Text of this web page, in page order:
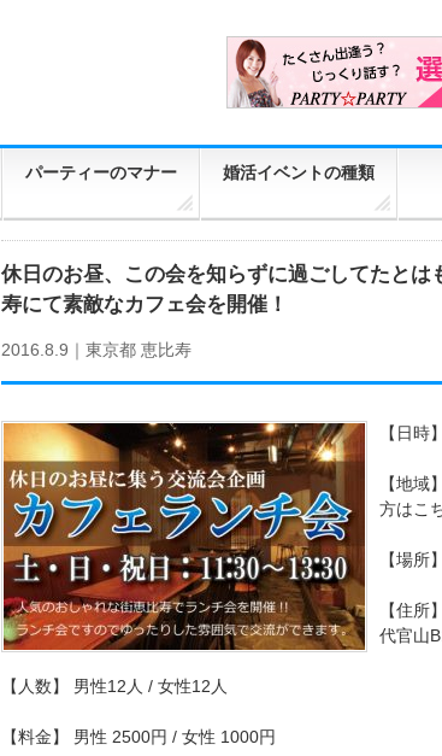
パーティーのマナー 婚活イベントの種類
休日のお昼、この会を知らずに過ごしてたと
寿にて素敵なカフェ会を開催！
2016.8.9｜ 東京都 恵比寿
【日時】
【地域】
方はこ
【場所】
【住所】
代官山
【人数】 男性12人 / 女性12人
【料金】 男性 2500円 / 女性 1000円